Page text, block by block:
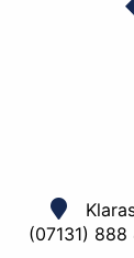
(07131) 888